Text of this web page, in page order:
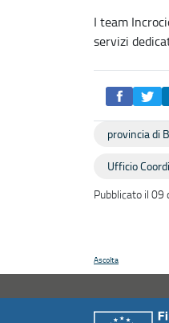
I team
servizi
provincia di
Ufficio
Pubblicato il
Ascolta